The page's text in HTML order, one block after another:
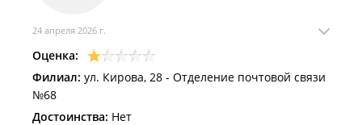
24 апреля 2026 г.
Оценка:
Филиал: ул. Кирова, 28 - Отделение почтовой связи
№68
Достоинства: Нет